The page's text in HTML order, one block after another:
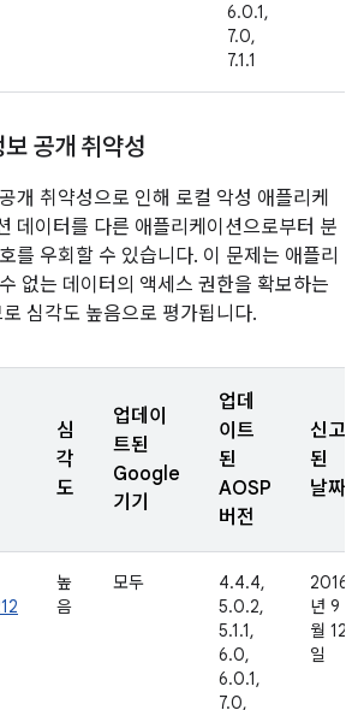
6.0.1,
7.0,
7.1.1
공개 취약성
개 취약성으로 인해 로컬 악성 애플리케
데이터를 다른 애플리케이션으로부터 분
를 우회할 수 있습니다. 이 문제는 애플리
없는 데이터의 액세스 권한을 확보하는
심각도 높음으로 평가됩니다.
심
각
도
업데이
트된
Google
기기
업데
이트
된
AOSP
버전
신고
된
날짜
높
음
모두
4.4.4,
5.0.2,
5.1.1,
6.0,
6.0.1,
7.0,
2016
년 9
월 12
일